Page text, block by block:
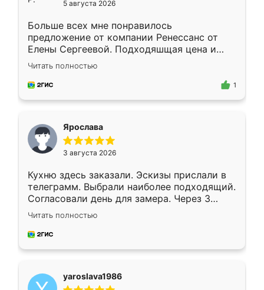
5 августа 2026
Больше всех мне понравилось
предложение от компании Ренессанс от
Елены Сергеевой. Подходяшщая цена и
короткие сроки изготовления. Приехавший
для замера сотрудник Владислав
предложил по моему эскизу самый
Читать полностью
1
Ярослава
3 августа 2026
Кухню здесь заказали. Эскизы прислали в
телеграмм. Выбрали наиболее подходящий.
Согласовали день для замера. Через 3
недели кухня была уже готова. Остались
довольны работой. Спасибо Ренессанс
мебель за качественную работу!
Читать полностью
yaroslava1986